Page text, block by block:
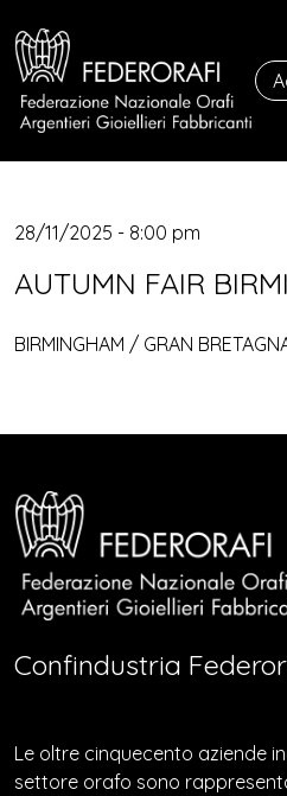
28/11/2025 - 8:00 pm
AUTUMN FAIR
BIRMINGHAM / GRAN
Confindustria
Le oltre cinquecento aziende
settore orafo sono